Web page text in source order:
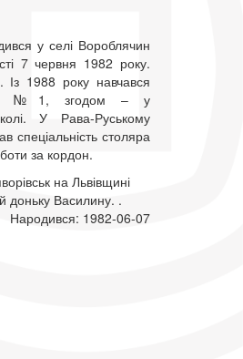
у селі Вороблячин
7 червня 1982 року.
Із 1988 року навчався
№1, згодом – у
У Рава-Руському
спеціальність столяра
за кордон.
на Львівщині
доньку Василину. .
Народився: 1982-06-07